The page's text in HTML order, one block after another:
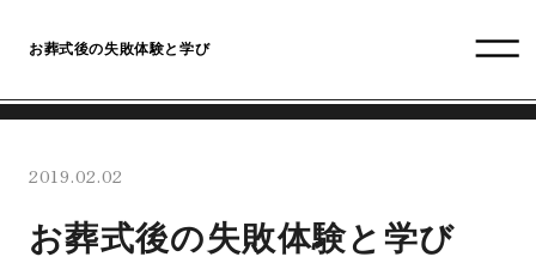
お葬式後の失敗体験と学び
2019.02.02
お葬式後の失敗体験と学び